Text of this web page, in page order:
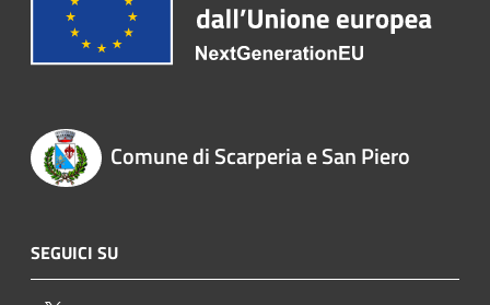
Comune di Scarperia e San Piero
SEGUICI SU